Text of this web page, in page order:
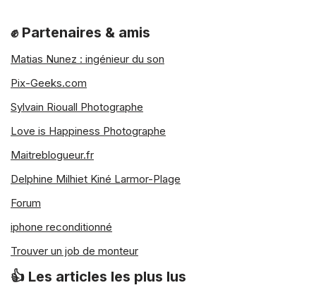
Virements bancaires
une méthode pour
l’argent en Francequi a perdu de sa
magasins en ligne fournissent au client
les coordonnées d’un compte bancaire
fois le paiement confirmé.
Paiements en ligne
✊ Partenaires & amis
Matias Nunez : ingénieur du son
Pix-Geeks.com
Sylvain Riouall Photographe
Love is Happiness Photographe
Maitreblogueur.fr
Delphine Milhiet Kiné Larmor-Plage
Forum
iphone reconditionné
Trouver un job de monteur
👍 Les articles les plus lus